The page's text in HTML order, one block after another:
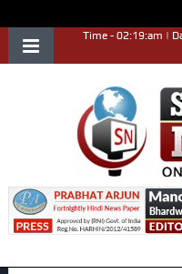
Time - 02:19:am |